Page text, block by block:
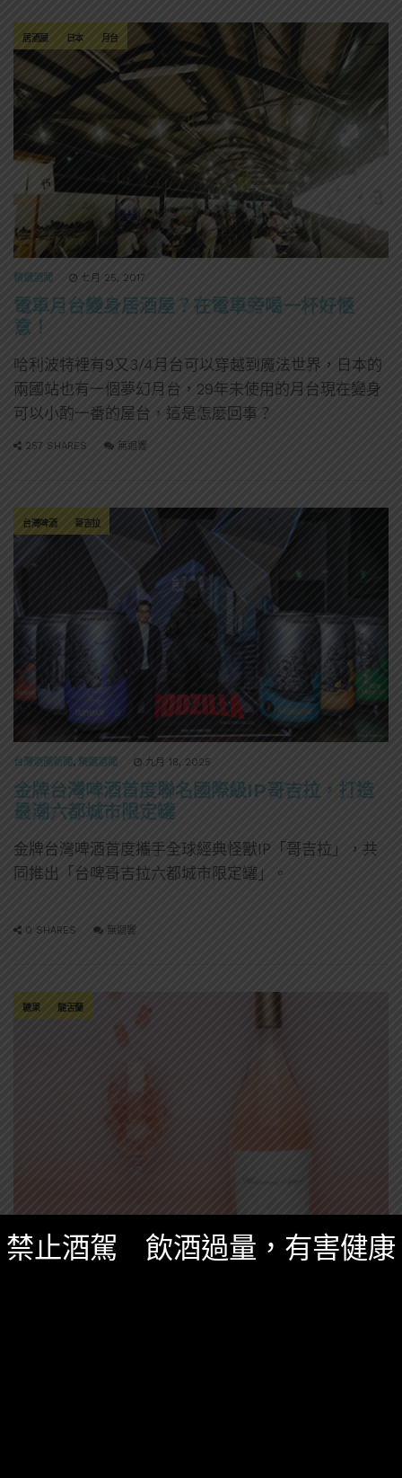
居酒屋 日本 月台
精選酒聞 七月 25, 2017
電車月台變身居酒屋？在電車旁喝一杯好愜
意！
哈利波特裡有9又3/4月台可以穿越到魔法世界，日本的
兩國站也有一個夢幻月台，29年未使用的月台現在變身
可以小酌一番的屋台，這是怎麼回事？
257 SHARES 無迴響
台灣啤酒 哥吉拉
台灣酒圈新聞 , 精選酒聞 九月 18, 2025
金牌台灣啤酒首度聯名國際級IP哥吉拉，打造
最潮六都城市限定罐
金牌台灣啤酒首度攜手全球經典怪獸IP「哥吉拉」，共
同推出「台啤哥吉拉六都城市限定罐」。
0 SHARES 無迴響
糖果 龍舌蘭
精選酒聞 六月 9, 2017
禁止酒駕 飲酒過量，有害健康